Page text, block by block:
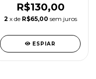
P3, P4, 120GB, 2,5
polegadas, SATA3
R$130,00
2 x de R$65,00 sem juros
ESPIAR